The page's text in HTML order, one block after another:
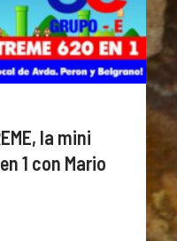
la mini
1 con Mario